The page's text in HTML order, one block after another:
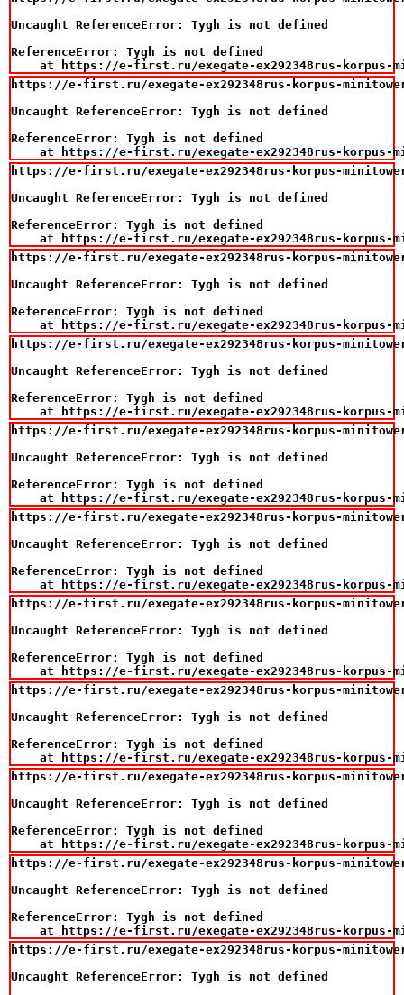
Uncaught ReferenceError: Tygh is not defined
ReferenceError: Tygh is not defined
at https://e-first.ru/exegate-ex292348rus-
https://e-first.ru/exegate-ex292348rus-korpus-minitower-
Uncaught ReferenceError: Tygh is not defined
ReferenceError: Tygh is not defined
at https://e-first.ru/exegate-ex292348rus-
https://e-first.ru/exegate-ex292348rus-korpus-minitower-
Uncaught ReferenceError: Tygh is not defined
ReferenceError: Tygh is not defined
at https://e-first.ru/exegate-ex292348rus-
https://e-first.ru/exegate-ex292348rus-korpus-minitower-
Uncaught ReferenceError: Tygh is not defined
ReferenceError: Tygh is not defined
at https://e-first.ru/exegate-ex292348rus-
https://e-first.ru/exegate-ex292348rus-korpus-minitower-
Uncaught ReferenceError: Tygh is not defined
ReferenceError: Tygh is not defined
at https://e-first.ru/exegate-ex292348rus-
https://e-first.ru/exegate-ex292348rus-korpus-minitower-
Uncaught ReferenceError: Tygh is not defined
ReferenceError: Tygh is not defined
at https://e-first.ru/exegate-ex292348rus-
https://e-first.ru/exegate-ex292348rus-korpus-minitower-
Uncaught ReferenceError: Tygh is not defined
ReferenceError: Tygh is not defined
at https://e-first.ru/exegate-ex292348rus-
https://e-first.ru/exegate-ex292348rus-korpus-minitower-
Uncaught ReferenceError: Tygh is not defined
ReferenceError: Tygh is not defined
at https://e-first.ru/exegate-ex292348rus-
https://e-first.ru/exegate-ex292348rus-korpus-minitower-
Uncaught ReferenceError: Tygh is not defined
ReferenceError: Tygh is not defined
at https://e-first.ru/exegate-ex292348rus-
https://e-first.ru/exegate-ex292348rus-korpus-minitower-
Uncaught ReferenceError: Tygh is not defined
ReferenceError: Tygh is not defined
at https://e-first.ru/exegate-ex292348rus-
https://e-first.ru/exegate-ex292348rus-korpus-minitower-
Uncaught ReferenceError: Tygh is not defined
ReferenceError: Tygh is not defined
at https://e-first.ru/exegate-ex292348rus-
https://e-first.ru/exegate-ex292348rus-korpus-minitower-
Uncaught ReferenceError: Tygh is not defined